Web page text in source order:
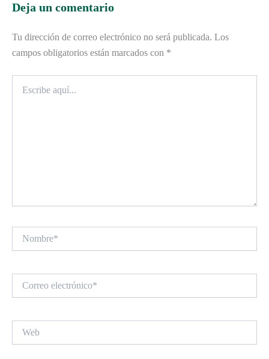
Deja un comentario
Tu dirección de correo electrónico no será publicada. Los
campos obligatorios están marcados con *
aquí...
electrónico*